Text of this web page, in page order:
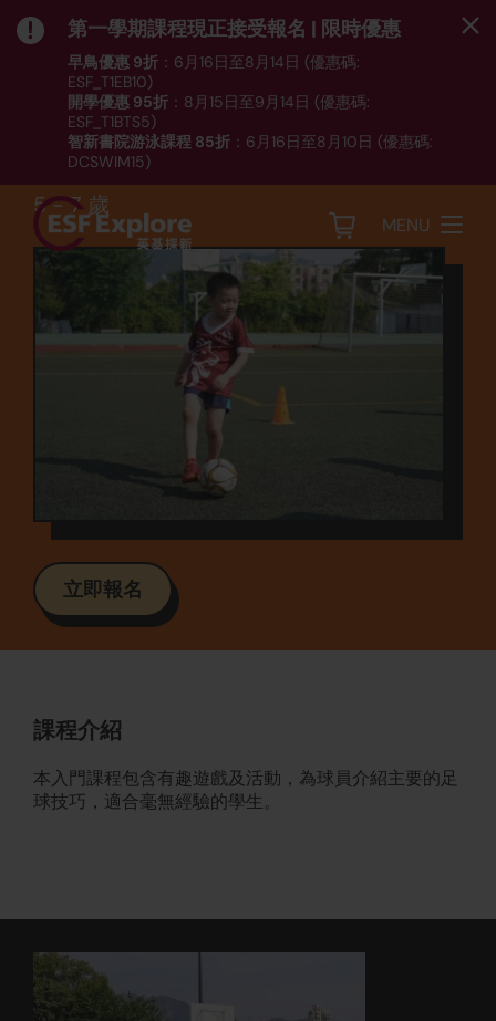
第一學期課程現正接受報名 | 限時優惠
早鳥優惠 9折 ：6月16日至8月14日 (優惠碼:
ESF_T1EB10)
開學優惠 95折 ：8月15日至9月14日 (優惠碼:
ESF_T1BTS5)
智新書院游泳課程 85折 ：6月16日至8月10日 (優惠碼:
DCSWIM15)
MENU
運動
足球 - 初小 (FB1)
5 - 7 歲
立即報名
課程介紹
本入門課程包含有趣遊戲及活動，為球員介紹主要的足
球技巧，適合毫無經驗的學生。